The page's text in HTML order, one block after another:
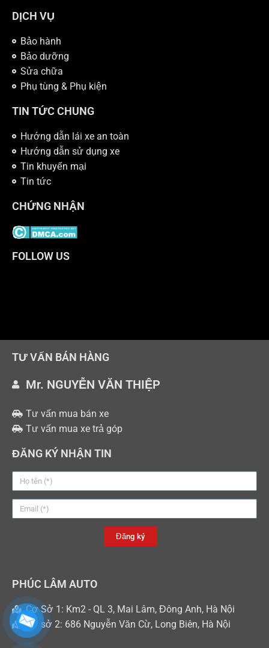
DỊCH VỤ
Bảo hành
Bảo dưỡng
Sửa chữa
Phụ tùng & Phụ kiện
TIN TỨC CHUNG
Hướng dẫn lái xe an toàn
Hướng dẫn sử dụng xe
Tin khuyến mại
Tin tức
CHỨNG NHẬN
FOLLOW US
TƯ VẤN BÁN HÀNG
Mr. NGUYỄN VĂN THIỆP
Tư vấn mua bán xe
Tư vấn mua xe trả góp
ĐĂNG KÝ NHẬN TIN
Đăng ký
PHÚC LÂM AUTO
Cơ Sở 1: Km2 - QL 3, Mai Lâm, Đông Anh, Hà Nội
Cơ sở 2: 686 Nguyễn Văn Cừ, Long Biên, Hà Nội